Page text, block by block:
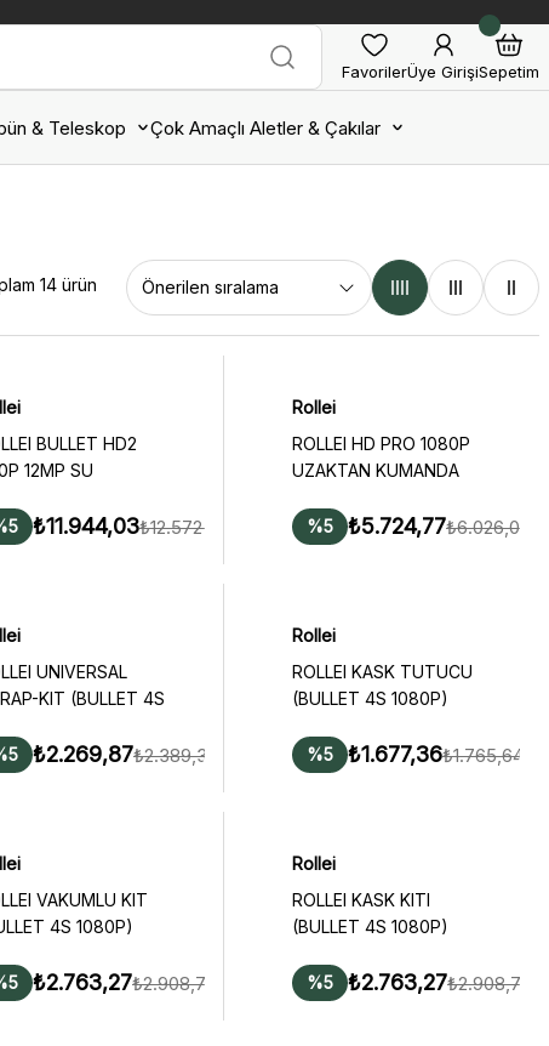
FavorilerÜye GirişiSepetim
& Teleskop Çok Amaçlı Aletler & Çakılar
14 ürün
BULLET HD2
12MP SU
₺11.944,03₺12.572,66
Rollei
ROLLEI HD PRO 1080P
UZAKTAN KUMANDA
%5 ₺5.724,77₺6.026,08
UNIVERSAL
KIT (BULLET 4S
₺2.269,87₺2.389,34
Rollei
ROLLEI KASK TUTUCU
(BULLET 4S 1080P)
%5 ₺1.677,36₺1.765,64
VAKUMLU KIT
4S 1080P)
₺2.763,27₺2.908,71
Rollei
ROLLEI KASK KITI
(BULLET 4S 1080P)
%5 ₺2.763,27₺2.908,71